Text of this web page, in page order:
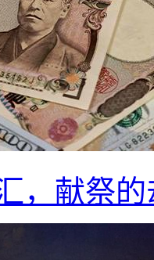
，献祭